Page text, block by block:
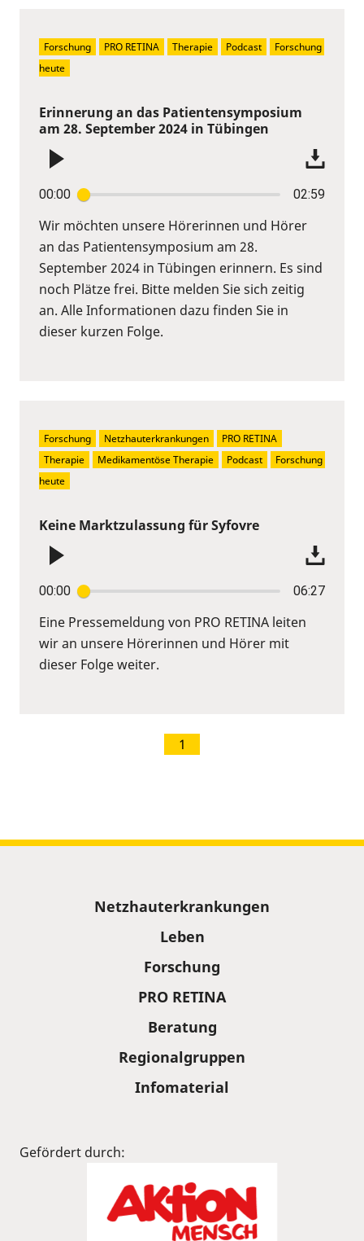
Erinnerung an das Patientensymposium
am 28. September 2024 in Tübingen
00:00 02:59
Wir möchten unsere Hörerinnen und Hörer
an das Patientensymposium am 28.
September 2024 in Tübingen erinnern. Es sind
noch Plätze frei. Bitte melden Sie sich zeitig
an. Alle Informationen dazu finden Sie in
dieser kurzen Folge.
Forschung PRO RETINA Therapie Podcast
Forschung
heute
Keine Marktzulassung für Syfovre
00:00 06:27
Eine Pressemeldung von PRO RETINA leiten
wir an unsere Hörerinnen und Hörer mit
dieser Folge weiter.
Forschung Netzhauterkrankungen
PRO RETINA
Therapie
Medikamentöse Therapie Podcast
Forschung
heute
1
Netzhauterkrankungen
Leben
Forschung
PRO RETINA
Beratung
Regionalgruppen
Infomaterial
Gefördert durch: